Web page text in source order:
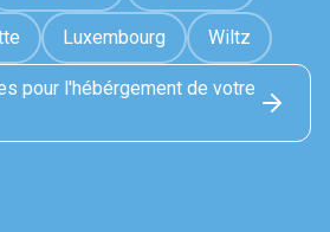
Luxembourg Wiltz
pour l'hébérgement de votre